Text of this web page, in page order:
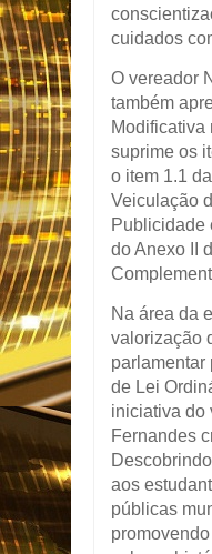
cuidados
O vereador
também
Modificativa
suprime os
o item 1.1
Veiculação
Publicidade
do Anexo II
Na área da
valorização
parlamentar
de Lei
iniciativa do
Fernandes
aos
públicas